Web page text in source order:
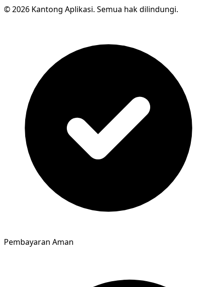
© 2026 Kantong Aplikasi. Semua hak dilindungi.
Pembayaran Aman